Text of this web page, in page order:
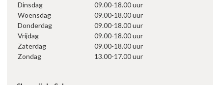
Dinsdag
09.00-18.00 uur
Woensdag
09.00-18.00 uur
Donderdag
09.00-18.00 uur
Vrijdag
09.00-18.00 uur
Zaterdag
09.00-18.00 uur
Zondag
13.00-17.00 uur